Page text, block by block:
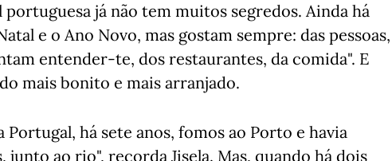
portuguesa já não tem muitos segredos. Ainda há
e o Ano Novo, mas gostam sempre: das pessoas,
entender-te, dos restaurantes, da comida". E
mais bonito e mais arranjado.
há sete anos, fomos ao Porto e havia
ao rio", recorda Jisela. Mas, quando há dois